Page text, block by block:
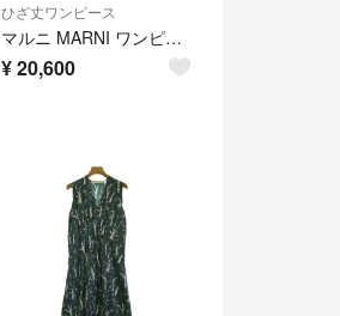
ひざ丈ワンピース
マルニ MARNI ワンピース
¥20,600